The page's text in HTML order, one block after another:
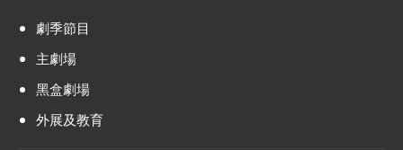
劇季節目
主劇場
黑盒劇場
外展及教育